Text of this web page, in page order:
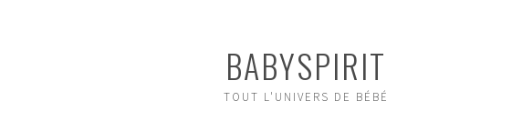
BABYSPIRIT
TOUT L'UNIVERS DE BÉBÉ